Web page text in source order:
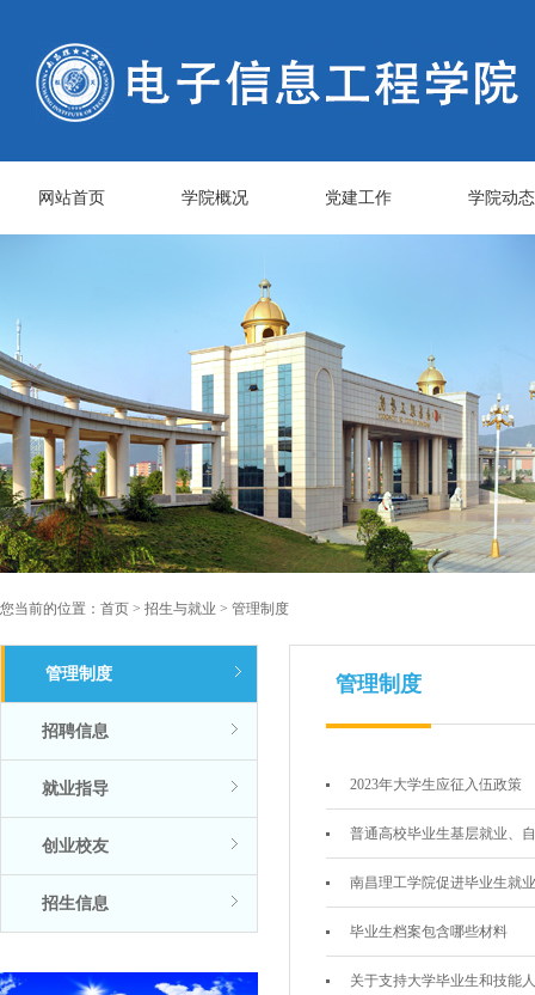
网站首页 学院概况 党建工作 学院动态
您当前的位置： 首页 > 招生与就业 > 管理制度
管理制度
招聘信息
就业指导
创业校友
招生信息
管理制度
2023年大学生应征入伍政策
普通高校毕业生基层就业、
南昌理工学院促进毕业生就
毕业生档案包含哪些材料
关于支持大学毕业生和技能